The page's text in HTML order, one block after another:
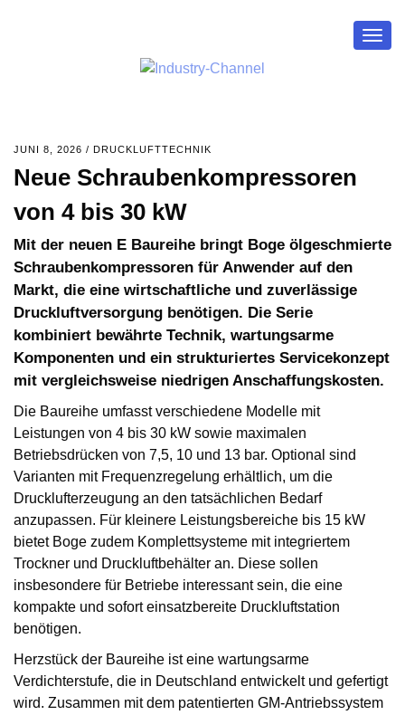
JUNI 8, 2026 / DRUCKLUFTTECHNIK
Neue Schraubenkompressoren
von 4 bis 30 kW
Mit der neuen E Baureihe bringt Boge ölgeschmierte
Schraubenkompressoren für Anwender auf den
Markt, die eine wirtschaftliche und zuverlässige
Druckluftversorgung benötigen. Die Serie
kombiniert bewährte Technik, wartungsarme
Komponenten und ein strukturiertes Servicekonzept
mit vergleichsweise niedrigen Anschaffungskosten.
Die Baureihe umfasst verschiedene Modelle mit
Leistungen von 4 bis 30 kW sowie maximalen
Betriebsdrücken von 7,5, 10 und 13 bar. Optional sind
Varianten mit Frequenzregelung erhältlich, um die
Drucklufterzeugung an den tatsächlichen Bedarf
anzupassen. Für kleinere Leistungsbereiche bis 15 kW
bietet Boge zudem Komplettsysteme mit integriertem
Trockner und Druckluftbehälter an. Diese sollen
insbesondere für Betriebe interessant sein, die eine
kompakte und sofort einsatzbereite Druckluftstation
benötigen.
Herzstück der Baureihe ist eine wartungsarme
Verdichterstufe, die in Deutschland entwickelt und gefertigt
wird. Zusammen mit dem patentierten GM-Antriebssystem